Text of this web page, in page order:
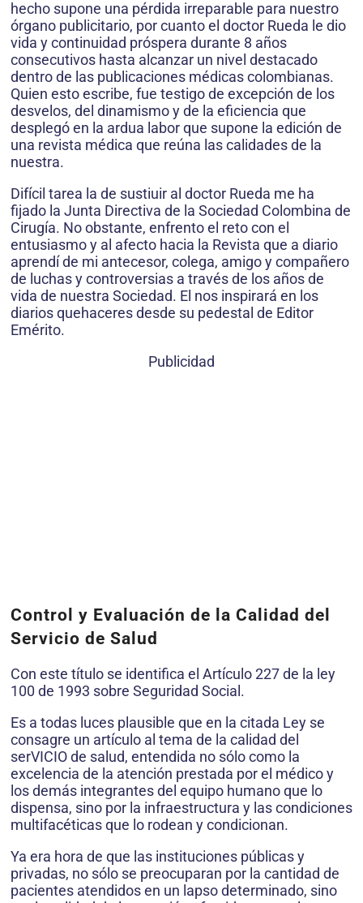
hecho supone una pérdida irreparable para nuestro
órgano publicitario, por cuanto el doctor Rueda le dio
vida y continuidad próspera durante 8 años
consecutivos hasta alcanzar un nivel destacado
dentro de las publicaciones médicas colombianas.
Quien esto escribe, fue testigo de excepción de los
desvelos, del dinamismo y de la eficiencia que
desplegó en la ardua labor que supone la edición de
una revista médica que reúna las calidades de la
nuestra.
Difícil tarea la de sustiuir al doctor Rueda me ha
fijado la Junta Directiva de la Sociedad Colombina de
Cirugía. No obstante, enfrento el reto con el
entusiasmo y al afecto hacia la Revista que a diario
aprendí de mi antecesor, colega, amigo y compañero
de luchas y controversias a través de los años de
vida de nuestra Sociedad. El nos inspirará en los
diarios quehaceres desde su pedestal de Editor
Emérito.
Publicidad
Control y Evaluación de la Calidad del
Servicio de Salud
Con este título se identifica el Artículo 227 de la ley
100 de 1993 sobre Seguridad Social.
Es a todas luces plausible que en la citada Ley se
consagre un artículo al tema de la calidad del
serVICIO de salud, entendida no sólo como la
excelencia de la atención prestada por el médico y
los demás integrantes del equipo humano que lo
dispensa, sino por la infraestructura y las condiciones
multifacéticas que lo rodean y condicionan.
Ya era hora de que las instituciones públicas y
privadas, no sólo se preocuparan por la cantidad de
pacientes atendidos en un lapso determinado, sino